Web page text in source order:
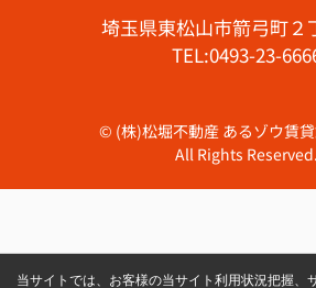
埼玉県東松山市箭弓町２
TEL:0493-23-
© (株)松堀不動産 あるゾウ賃
All Rights Reserved.
当サイトでは、お客様の当サイト利用状況把握、